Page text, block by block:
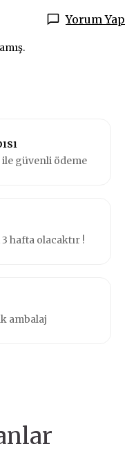
Yorum Yap
ile güvenli ödeme
hafta olacaktır !
ambalaj